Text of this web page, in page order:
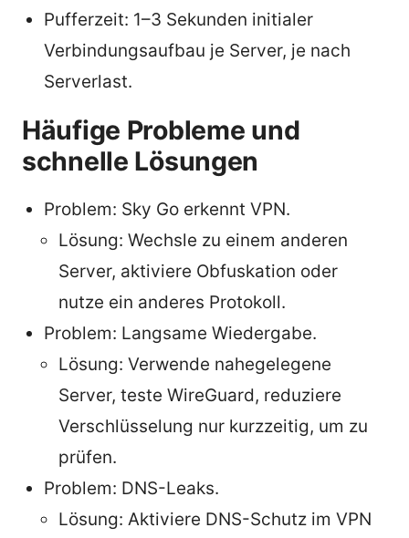
Pufferzeit: 1–3 Sekunden initialer
Verbindungsaufbau je Server, je nach
Serverlast.
Häufige Probleme und
schnelle Lösungen
Problem: Sky Go erkennt VPN.
Lösung: Wechsle zu einem anderen
Server, aktiviere Obfuskation oder
nutze ein anderes Protokoll.
Problem: Langsame Wiedergabe.
Lösung: Verwende nahegelegene
Server, teste WireGuard, reduziere
Verschlüsselung nur kurzzeitig, um zu
prüfen.
Problem: DNS-Leaks.
Lösung: Aktiviere DNS-Schutz im VPN